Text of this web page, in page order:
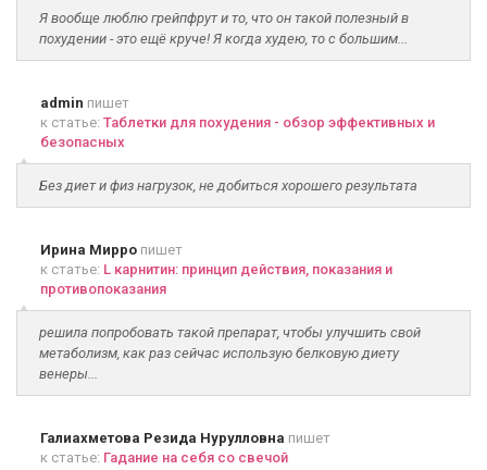
Я вообще люблю грейпфрут и то, что он такой полезный в
похудении - это ещё круче! Я когда худею, то с большим...
admin пишет
к статье: Таблетки для похудения - обзор эффективных и
безопасных
Без диет и физ нагрузок, не добиться хорошего результата
Ирина Мирро пишет
к статье: L карнитин: принцип действия, показания и
противопоказания
решила попробовать такой препарат, чтобы улучшить свой
метаболизм, как раз сейчас использую белковую диету
венеры...
Галиахметова Резида Нурулловна пишет
к статье: Гадание на себя со свечой